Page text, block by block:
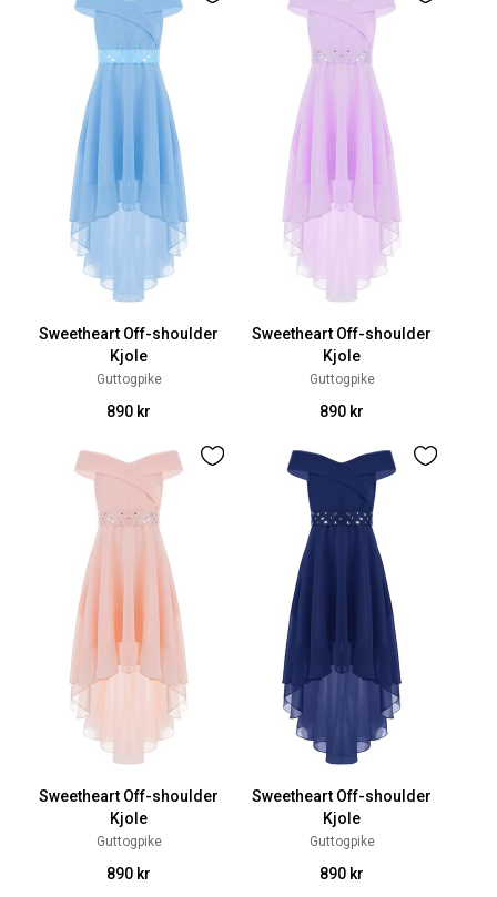
Sweetheart Off-shoulder
Kjole
Guttogpike
890 kr
Sweetheart Off-shoulder
Kjole
Guttogpike
890 kr
Sweetheart Off-shoulder
Kjole
Guttogpike
890 kr
Sweetheart Off-shoulder
Kjole
Guttogpike
890 kr